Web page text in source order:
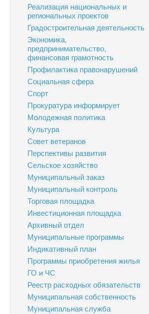
Реализация национальных и
региональных проектов
Градостроительная деятельность
Экономика,
предпринимательство,
финансовая грамотность
Профилактика правонарушений
Социальная сфера
Спорт
Прокуратура информирует
Молодежная политика
Культура
Совет ветеранов
Перспективы развития
Сельское хозяйство
Муниципальный заказ
Муниципальный контроль
Торговая площадка
Инвестиционная площадка
Архивный отдел
Муниципальные программы
Индикативный план
Программы приобретения жилья
ГО и ЧС
Реестр расходных обязательств
Муниципальная собственность
Муниципальная служба